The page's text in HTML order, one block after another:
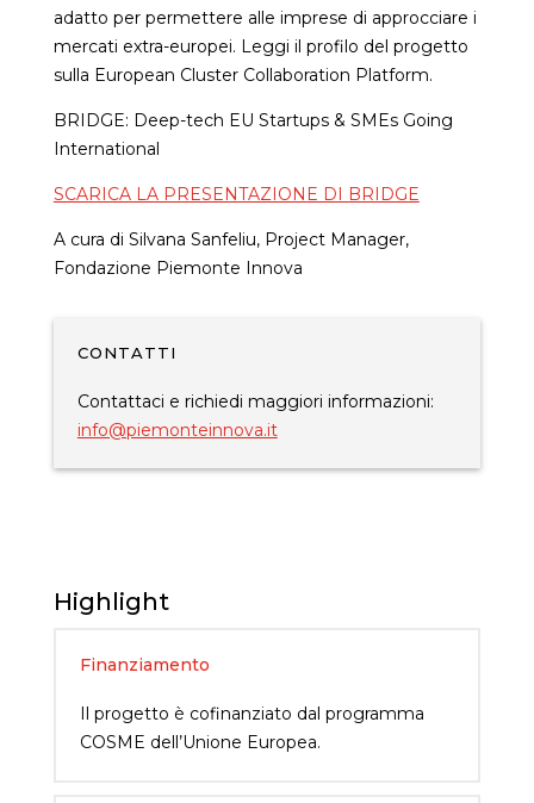
adatto per permettere alle imprese di approcciare i
mercati extra-europei. Leggi il profilo del progetto
sulla European Cluster Collaboration Platform.
BRIDGE: Deep-tech EU Startups & SMEs Going
International
SCARICA LA PRESENTAZIONE DI BRIDGE
A cura di Silvana Sanfeliu, Project Manager,
Fondazione Piemonte Innova
CONTATTI
Contattaci e richiedi maggiori informazioni:
info@piemonteinnova.it
Highlight
Finanziamento
Il progetto è cofinanziato dal programma
COSME dell’Unione Europea.